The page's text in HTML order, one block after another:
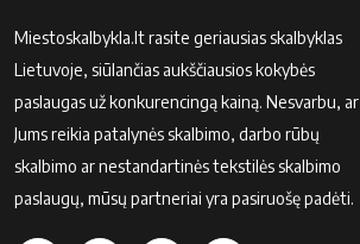
Miestoskalbykla.lt rasite geriausias skalbyklas
Lietuvoje, siūlančias aukščiausios kokybės
paslaugas už konkurencingą kainą. Nesvarbu, ar
Jums reikia patalynės skalbimo, darbo rūbų
skalbimo ar nestandartinės tekstilės skalbimo
paslaugų, mūsų partneriai yra pasiruošę padėti.